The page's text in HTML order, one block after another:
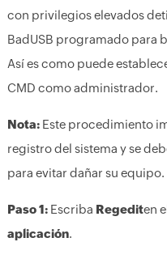
con privilegios elevados
BadUSB programado para
Así es como puede
CMD como administrador.
Nota:Este procedimiento
registro del sistema y se
para evitar dañar su equipo.
Paso 1:Escriba Regediten
aplicación.